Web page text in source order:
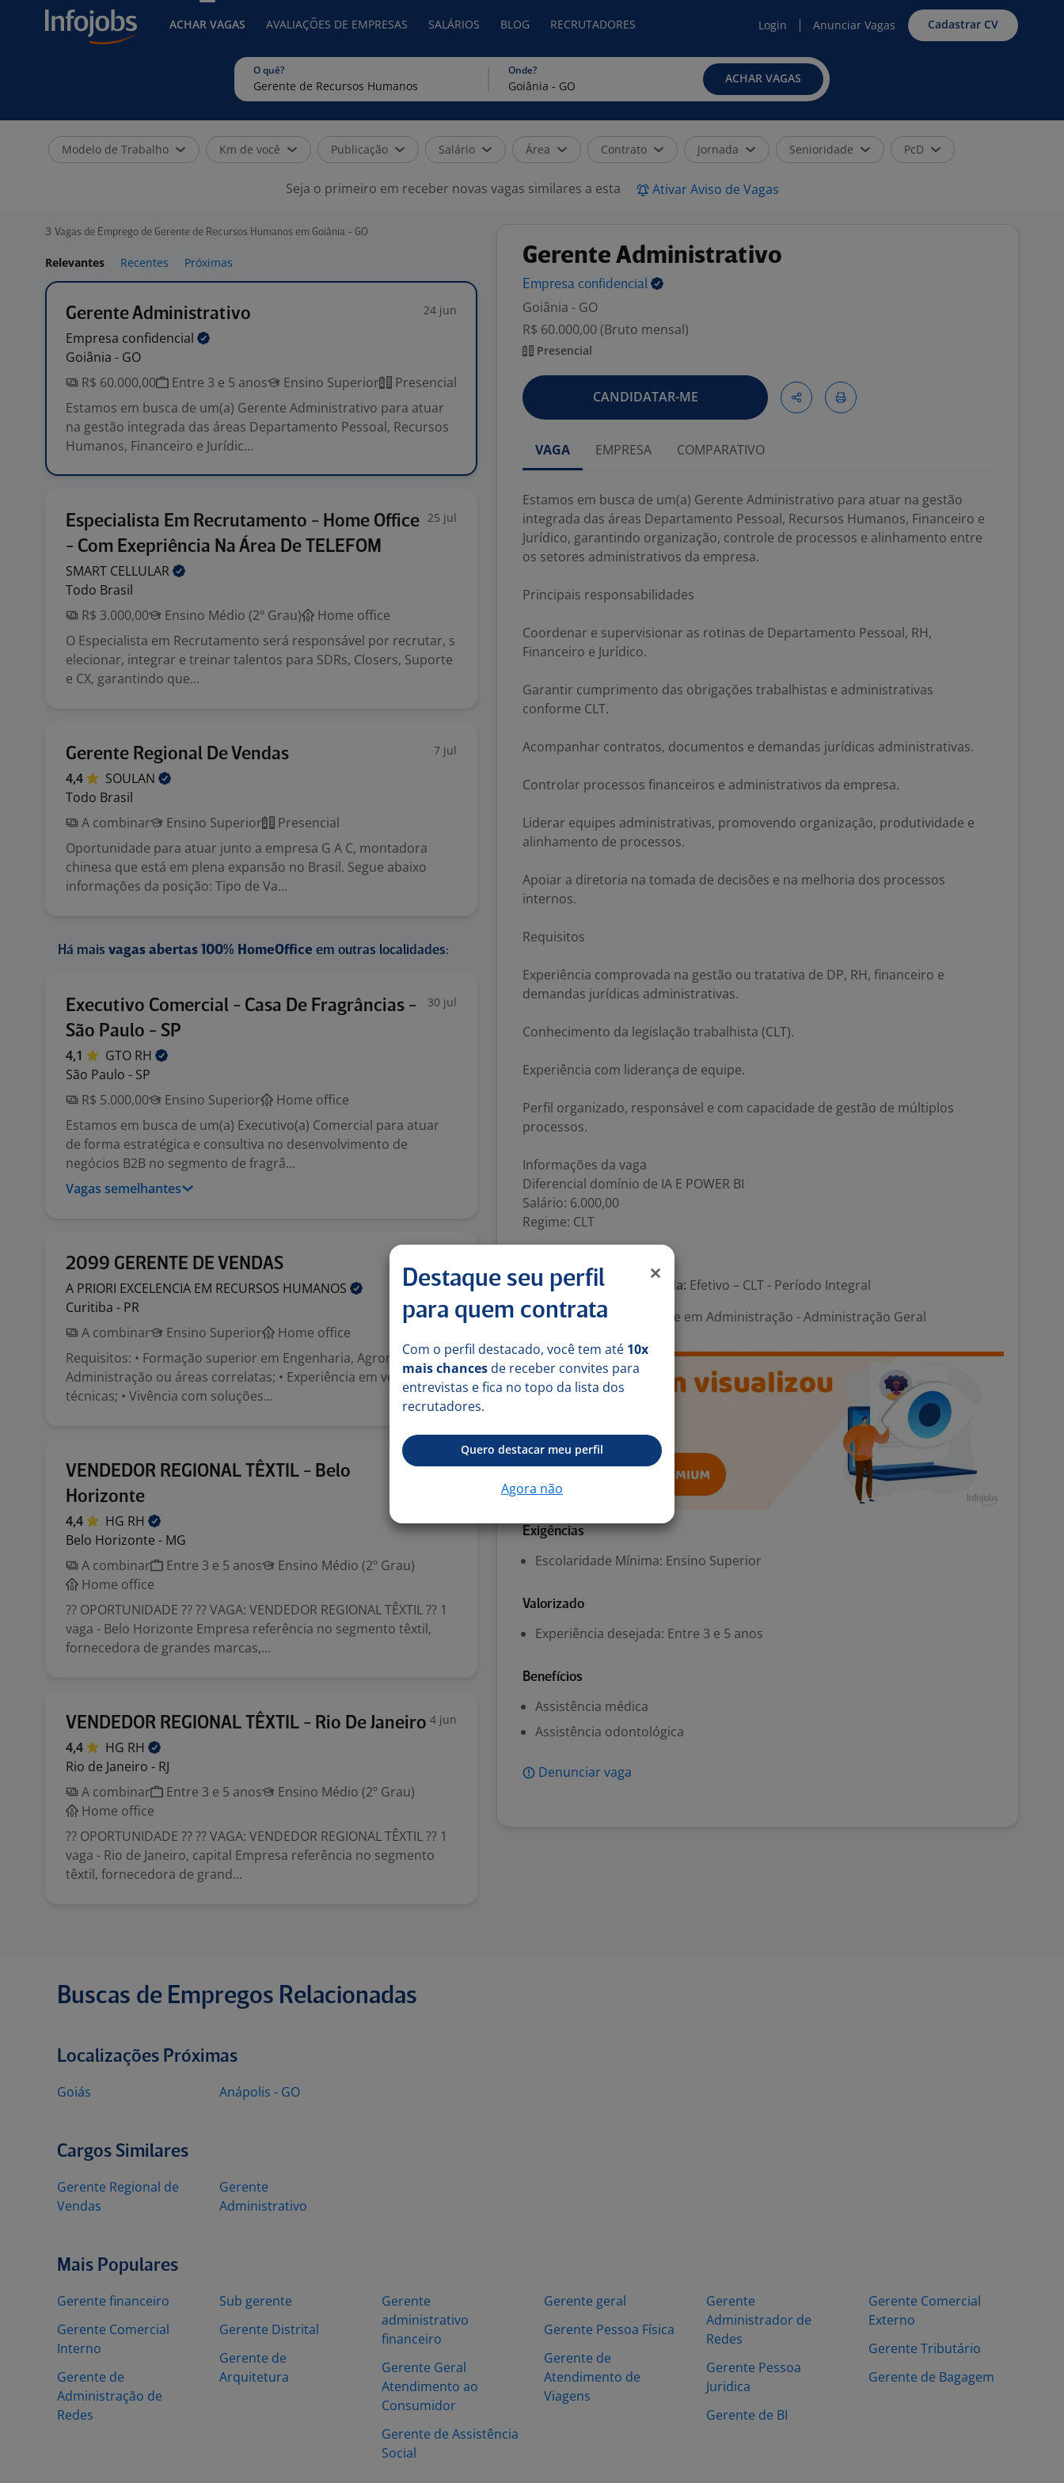
ACHAR VAGAS AVALIAÇÕES DE EMPRESAS SALÁRIOS BLOG RECRUTADORES Login Anunciar Vagas Cadastrar CV
O quê? Onde?
ACHAR VAGAS
Modelo de Trabalho Km de você Publicação Salário Área Contrato Jornada Senioridade PcD
Seja o primeiro em receber novas vagas similares a esta Ativar Aviso de Vagas
3 Vagas de Emprego de Gerente de Recursos Humanos em Goiânia - GO
Relevantes Recentes Próximas
Gerente Administrativo 24 jun
Empresa confidencial
Goiânia - GO
R$ 60.000,00
Entre 3 e 5 anos Ensino Superior
Presencial
Estamos em busca de um(a) Gerente Administrativo para atuar
na gestão integrada das áreas Departamento Pessoal, Recursos
Humanos, Financeiro e Jurídic...
Especialista Em Recrutamento - Home Office
- Com Exepriência Na Área De TELEFOM
25 jul
SMART CELLULAR
Todo Brasil
R$ 3.000,00
Ensino Médio (2º Grau)
Home office
O Especialista em Recrutamento será responsável por recrutar, s
elecionar, integrar e treinar talentos para SDRs, Closers, Suporte
e CX, garantindo que...
Gerente Regional De Vendas 7 jul
4,4
SOULAN
Todo Brasil
A combinar
Ensino Superior
Presencial
Oportunidade para atuar junto a empresa G A C, montadora
chinesa que está em plena expansão no Brasil. Segue abaixo
informações da posição: Tipo de Va...
Há mais vagas abertas 100% HomeOffice em outras localidades:
Executivo Comercial - Casa De Fragrâncias -
São Paulo - SP
30 jul
4,1 GTO RH
São Paulo - SP
R$ 5.000,00
Ensino Superior
Home office
Estamos em busca de um(a) Executivo(a) Comercial para atuar
de forma estratégica e consultiva no desenvolvimento de
negócios B2B no segmento de fragrâ...
Vagas semelhantes
2099 GERENTE DE VENDAS
A PRIORI EXCELENCIA EM RECURSOS HUMANOS
Curitiba - PR
A combinar
Ensino Superior
Home office
Requisitos: • Formação superior em Engenharia, Agronomia,
Administração ou áreas correlatas; • Experiência em vendas
técnicas; • Vivência com soluções...
VENDEDOR REGIONAL TÊXTIL - Belo
Horizonte
5 jun
4,4 HG RH
Belo Horizonte - MG
A combinar
Entre 3 e 5 anos
Ensino Médio (2º Grau)
Home office
?? OPORTUNIDADE ?? ?? VAGA: VENDEDOR REGIONAL TÊXTIL ?? 1
vaga - Belo Horizonte Empresa referência no segmento têxtil,
fornecedora de grandes marcas,...
VENDEDOR REGIONAL TÊXTIL - Rio De Janeiro 4 jun
4,4 HG RH
Rio de Janeiro - RJ
A combinar
Entre 3 e 5 anos
Ensino Médio (2º Grau)
Home office
?? OPORTUNIDADE ?? ?? VAGA: VENDEDOR REGIONAL TÊXTIL ?? 1
vaga - Rio de Janeiro, capital Empresa referência no segmento
têxtil, fornecedora de grand...
Gerente Administrativo
Empresa confidencial
Goiânia - GO
R$ 60.000,00 (Bruto mensal)
Presencial
CANDIDATAR-ME
VAGA EMPRESA COMPARATIVO
Estamos em busca de um(a) Gerente Administrativo para atuar na gestão
integrada das áreas Departamento Pessoal, Recursos Humanos, Financeiro e
Jurídico, garantindo organização, controle de processos e alinhamento entre
os setores administrativos da empresa.
Principais responsabilidades
Coordenar e supervisionar as rotinas de Departamento Pessoal, RH,
Financeiro e Jurídico.
Garantir cumprimento das obrigações trabalhistas e administrativas
conforme CLT.
Acompanhar contratos, documentos e demandas jurídicas administrativas.
Controlar processos financeiros e administrativos da empresa.
Liderar equipes administrativas, promovendo organização, produtividade e
alinhamento de processos.
Apoiar a diretoria na tomada de decisões e na melhoria dos processos
internos.
Requisitos
Experiência comprovada na gestão ou tratativa de DP, RH, financeiro e
demandas jurídicas administrativas.
Conhecimento da legislação trabalhista (CLT).
Experiência com liderança de equipe.
Perfil organizado, responsável e com capacidade de gestão de múltiplos
processos.
Informações da vaga
Diferencial domínio de IA E POWER BI
Salário: 6.000,00
Regime: CLT
Tipo de contrato e Jornada: Efetivo – CLT - Período Integral
Área Profissional:
Gerente em Administração - Administração Geral
Exigências
Escolaridade Mínima: Ensino Superior
Valorizado
Experiência desejada: Entre 3 e 5 anos
Benefícios
Assistência médica
Assistência odontológica
Denunciar vaga
Buscas de Empregos Relacionadas
Localizações Próximas
Goiás Anápolis - GO
Cargos Similares
Gerente Regional de
Vendas
Gerente
Administrativo
Mais Populares
Gerente financeiro
Gerente Comercial
Interno
Gerente de
Administração de
Redes
Sub gerente
Gerente Distrital
Gerente de
Arquitetura
Gerente
administrativo
financeiro
Gerente Geral
Atendimento ao
Consumidor
Gerente de Assistência
Social
Gerente geral
Gerente Pessoa Física
Gerente de
Atendimento de
Viagens
Gerente
Administrador de
Redes
Gerente Pessoa
Juridica
Gerente de BI
Gerente Comercial
Externo
Gerente Tributário
Gerente de Bagagem
Destaque seu perfil
para quem contrata
Com o perfil destacado, você tem até 10x
mais chances de receber convites para
entrevistas e fica no topo da lista dos
recrutadores.
Quero destacar meu perfil
Agora não